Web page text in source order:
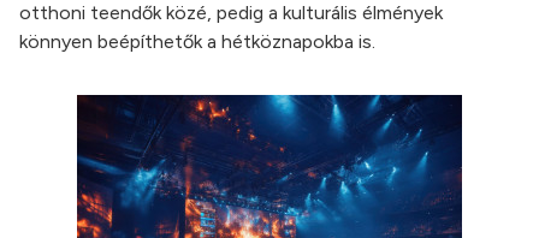
otthoni teendők közé, pedig a kulturális élmények
könnyen beépíthetők a hétköznapokba is.